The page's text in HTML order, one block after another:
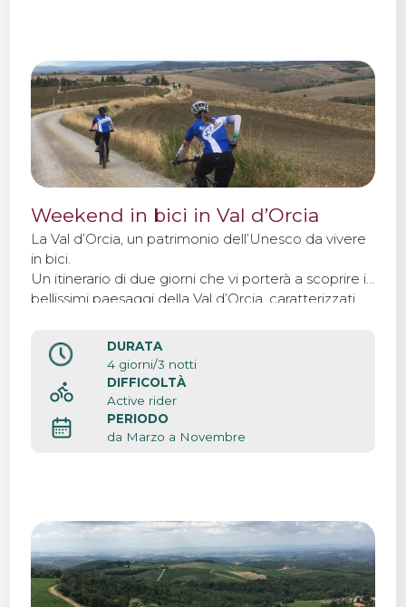
Weekend in bici in Val d’Orcia
La Val d’Orcia, un patrimonio dell’Unesco da vivere
in bici.
Un itinerario di due giorni che vi porterà a scoprire i
bellissimi paesaggi della Val d’Orcia, caratterizzati
DURATA
4 giorni/3 notti
DIFFICOLTÀ
Active rider
PERIODO
da Marzo a Novembre